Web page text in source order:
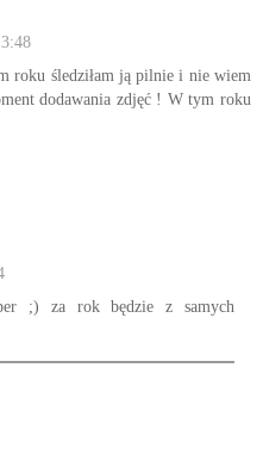
roku śledziłam ją pilnie i nie wiem
dodawania zdjęć ! W tym roku
;) za rok będzie z samych